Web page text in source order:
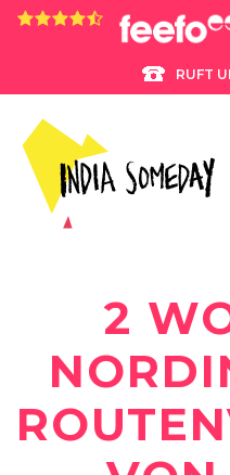
4.8 rating based on 1,234
RUFT
2